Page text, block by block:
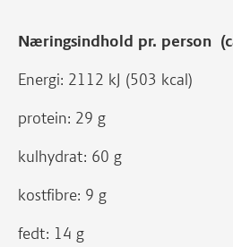
Næringsindhold pr. person
Energi: 2112 kJ (503 kcal)
protein: 29 g
kulhydrat: 60 g
kostfibre: 9 g
fedt: 14 g